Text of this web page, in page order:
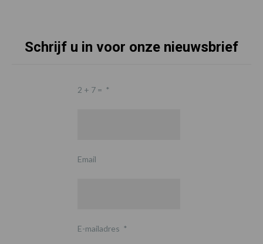
Schrijf u in voor onze nieuwsbrief
2 + 7 = *
Email
E-mailadres *